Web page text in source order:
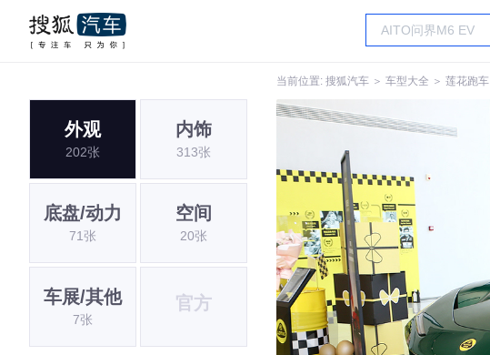
当前位置: 搜狐汽车 ＞ 车型大全 ＞ 莲花跑车
外观
202张
内饰
313张
底盘/动力
71张
空间
20张
车展/其他
7张
官方